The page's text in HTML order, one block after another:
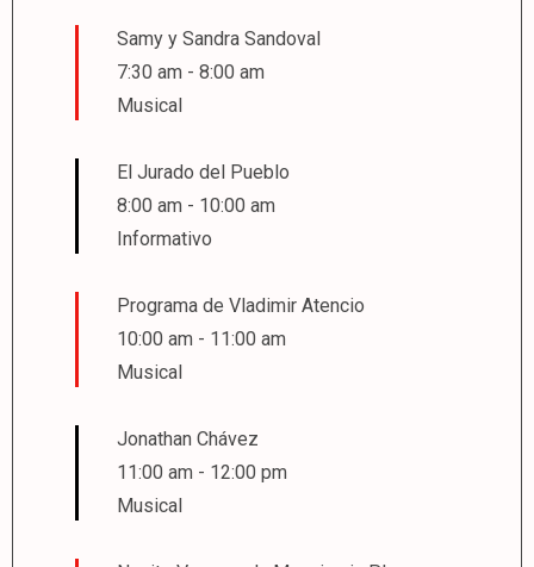
Samy y Sandra Sandoval
7:30 am - 8:00 am
Musical
El Jurado del Pueblo
8:00 am - 10:00 am
Informativo
Programa de Vladimir Atencio
10:00 am - 11:00 am
Musical
Jonathan Chávez
11:00 am - 12:00 pm
Musical